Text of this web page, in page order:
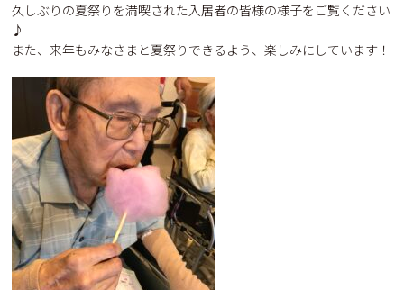
久しぶりの夏祭りを満喫された入居者の皆様の様子をご覧ください
♪
また、来年もみなさまと夏祭りできるよう、楽しみにしています！